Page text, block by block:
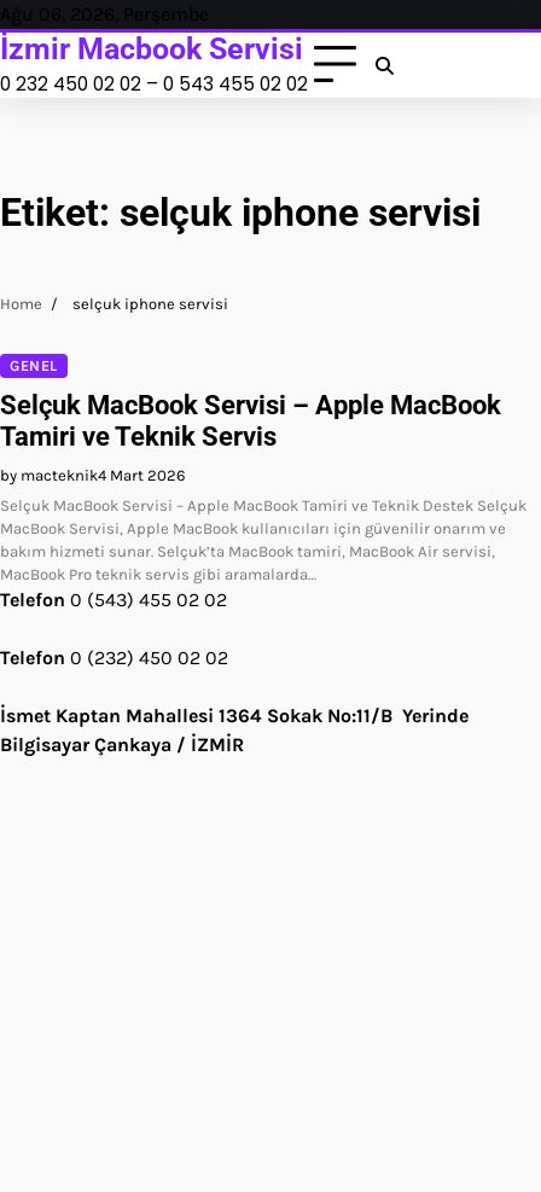
Skip
to
content
Ağu 06, 2026, Perşembe
İzmir Macbook Servisi
0 232 450 02 02 – 0 543 455 02 02
Etiket: selçuk iphone servisi
Home selçuk iphone servisi
GENEL
Selçuk MacBook Servisi – Apple MacBook
Tamiri ve Teknik Servis
by macteknik4 Mart 2026
Selçuk MacBook Servisi – Apple MacBook Tamiri ve Teknik Destek Selçuk
MacBook Servisi, Apple MacBook kullanıcıları için güvenilir onarım ve
bakım hizmeti sunar. Selçuk’ta MacBook tamiri, MacBook Air servisi,
MacBook Pro teknik servis gibi aramalarda…
Telefon 0 (543) 455 02 02
Telefon 0 (232) 450 02 02
İsmet Kaptan Mahallesi 1364 Sokak No:11/B Yerinde
Bilgisayar Çankaya / İZMİR